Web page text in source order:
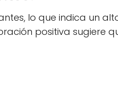
lo que indica un
positiva sugiere